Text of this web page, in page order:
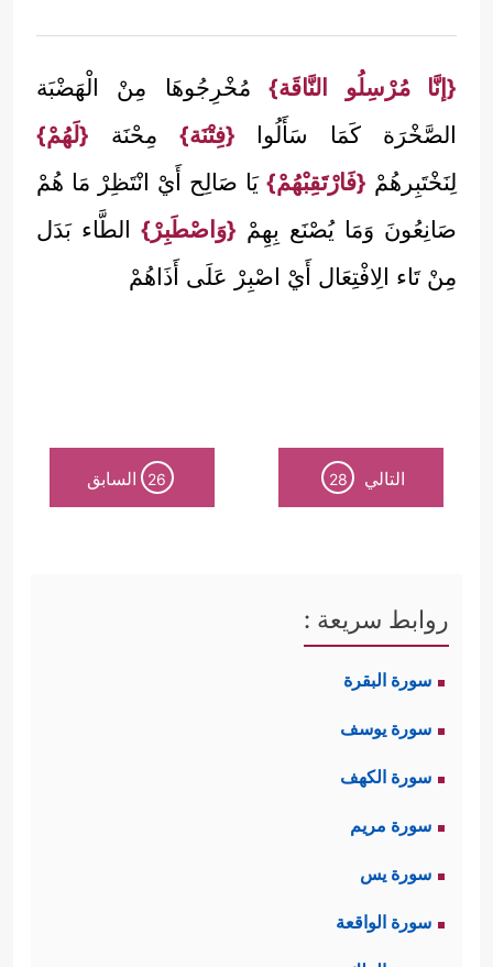
{إنَّا مُرْسِلُو النَّاقَة}مُخْرِجُوهَا مِنْ الْهَضْبَة
الصَّخْرَة كَمَا سَأَلُوا {فِتْنَة} مِحْنَة {لَهُمْ}
لِنَخْتَبِرهُمْ {فَارْتَقِبْهُمْ} يَا صَالِح أَيْ انْتَظِرْ مَا هُمْ
صَانِعُونَ وَمَا يُصْنَع بِهِمْ {وَاصْطَبِرْ} الطَّاء بَدَل
مِنْ تَاء الِافْتِعَال أَيْ اصْبِرْ عَلَى أَذَاهُمْ
التالي 28
26 السابق
روابط سريعة :
سورة البقرة
سورة يوسف
سورة الكهف
سورة مريم
سورة يس
سورة الواقعة